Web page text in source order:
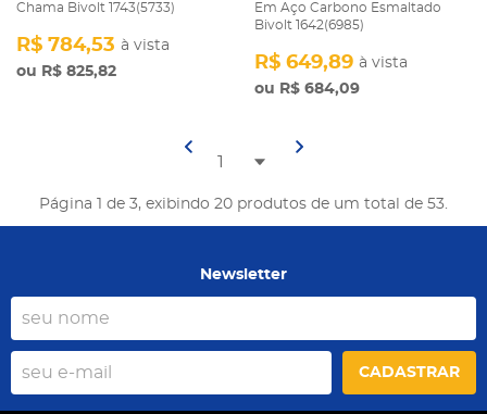
Chama Bivolt 1743(5733)
R$ 825,82
R$ 784,53 à vista
Em Aço Carbono Esmaltado
Bivolt 1642(6985)
R$ 684,09
R$ 649,89 à vista
Página 1 de 3, exibindo 20 produtos de um total de 53.
Newsletter
CADASTRAR